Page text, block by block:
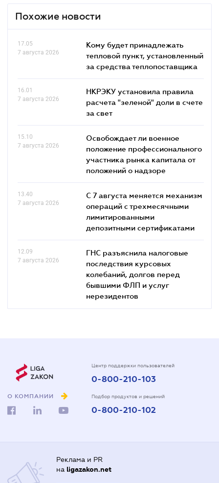
Похожие новости
17.05
7 августа 2026
Кому будет принадлежать
тепловой пункт, установленный
за средства теплопоставщика
16.01
7 августа 2026
НКРЭКУ установила правила
расчета "зеленой" доли в счете
за свет
15.10
7 августа 2026
Освобождает ли военное
положение профессионального
участника рынка капитала от
положений о надзоре
13.40
7 августа 2026
С 7 августа меняется механизм
операций с трехмесячными
лимитированными
депозитными сертификатами
12.09
7 августа 2026
ГНС разъяснила налоговые
последствия курсовых
колебаний, долгов перед
бывшими ФЛП и услуг
нерезидентов
О КОМПАНИИ
Центр поддержки пользователей
0-800-210-103
Подбор продуктов и решений
0-800-210-102
Реклама и PR
на ligazakon.net